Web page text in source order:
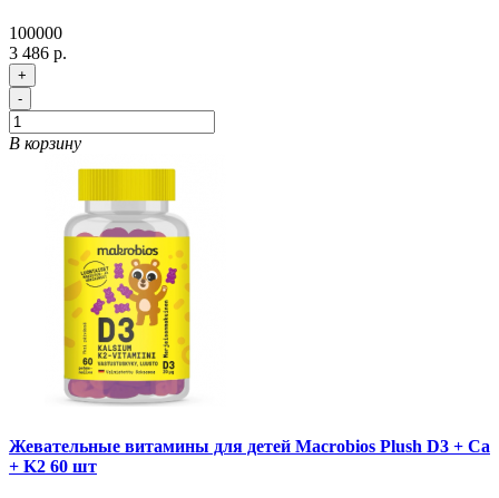
100000
3 486 р.
+
-
В корзину
Жевательные витамины для детей Macrobios Plush D3 + Ca
+ K2 60 шт